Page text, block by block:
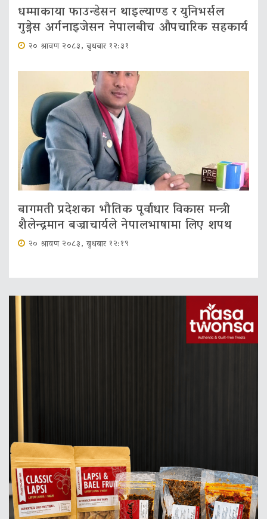
धम्माकाया फाउन्डेसन थाइल्याण्ड र युनिभर्सल
गुड्नेस अर्गनाइजेसन नेपालबीच औपचारिक सहकार्य
२० श्रावण २०८३, बुधबार १२:३१
बागमती प्रदेशका भौतिक पूर्वाधार विकास मन्त्री
शैलेन्द्रमान बज्राचार्यले नेपालभाषामा लिए शपथ
२० श्रावण २०८३, बुधबार १२:१९